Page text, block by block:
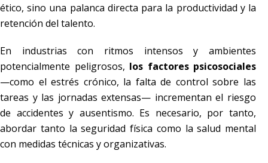
ético, sino una palanca directa para la productividad y la
retención del talento.
En industrias con ritmos intensos y ambientes
potencialmente peligrosos, los factores psicosociales
—como el estrés crónico, la falta de control sobre las
tareas y las jornadas extensas— incrementan el riesgo
de accidentes y ausentismo. Es necesario, por tanto,
abordar tanto la seguridad física como la salud mental
con medidas técnicas y organizativas.